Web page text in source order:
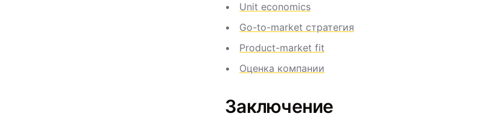
Unit economics
Go-to-market стратегия
Product-market fit
Оценка компании
Заключение